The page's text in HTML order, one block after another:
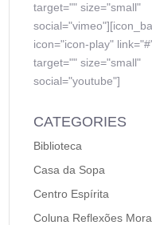
target="" size="small"
icon="icon-play"
target="" size="small"
social="youtube"]
CATEGORIES
Biblioteca
Casa da Sopa
Centro Espírita
Coluna Reflexões